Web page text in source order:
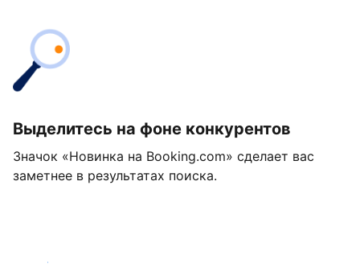
Выделитесь на фоне конкурентов
Значок «Новинка на Booking.com» сделает вас
заметнее в результатах поиска.
Начать